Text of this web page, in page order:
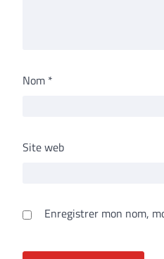
Nom *
Site web
Enregistrer mon nom,